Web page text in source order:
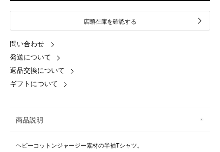
店頭在庫を確認する
問い合わせ
発送について
返品交換について
ギフトについて
商品説明
ヘビーコットンジャージー素材の半袖Tシャツ。